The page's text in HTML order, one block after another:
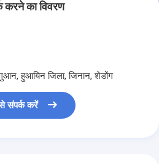
करने का विवरण
हुआयिन जिला, जिनान, शेडोंग
संपर्क करें